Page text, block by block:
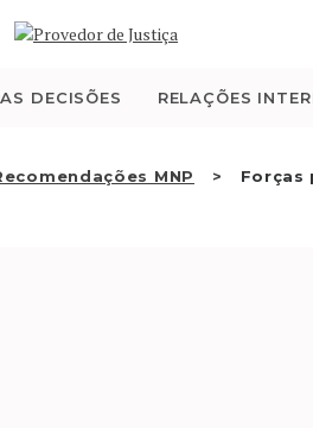
DECISÕES RELAÇÕES
MNP Forças
E